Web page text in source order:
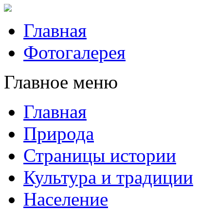
Главная
Фотогалерея
Главное меню
Главная
Природа
Страницы истории
Культура и традиции
Население